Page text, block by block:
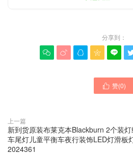
分享到：
    
 赞(0)
上一篇
新到货原装布莱克本Blackburn 2个装
车尾灯儿童平衡车夜行装饰LED灯滑板
2024361